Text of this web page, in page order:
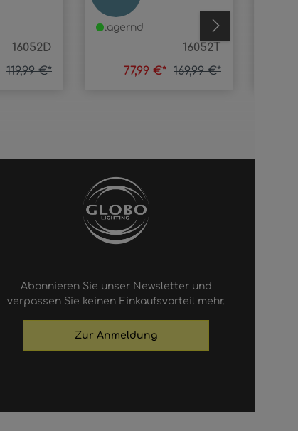
16052D
119,99 €*
16052T
lagernd
77,99 €* 169,99 €*
Abonnieren Sie unser Newsletter und
verpassen Sie keinen Einkaufsvorteil mehr.
Zur Anmeldung